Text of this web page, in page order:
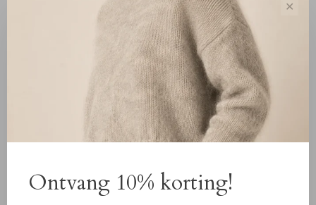
Toon 1 - 0 van 0
Kleding
✕
Ontvang 10% korting!